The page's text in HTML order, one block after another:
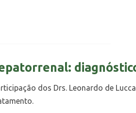
dos Drs. Leonardo de